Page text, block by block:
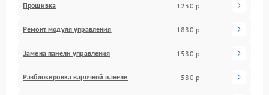
Прошивка 1230 р
Ремонт модуля управления 1880 р
Замена панели управления 1580 р
Разблокировка варочной панели 580 р